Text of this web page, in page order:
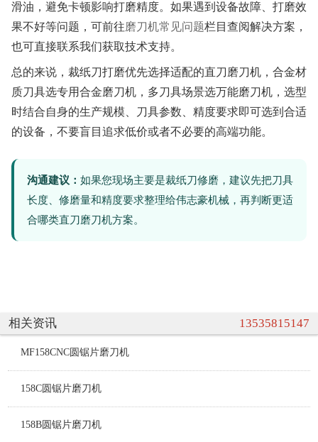
滑油，避免卡顿影响打磨精度。如果遇到设备故障、打磨效
果不好等问题，可前往磨刀机常见问题栏目查阅解决方案，
也可直接联系我们获取技术支持。
总的来说，裁纸刀打磨优先选择适配的直刀磨刀机，合金材
质刀具选专用合金磨刀机，多刀具场景选万能磨刀机，选型
时结合自身的生产规模、刀具参数、精度要求即可选到合适
的设备，不要盲目追求低价或者不必要的高端功能。
沟通建议： 如果您现场主要是裁纸刀修磨，建议先把刀具
长度、修磨量和精度要求整理给伟志豪机械，再判断更适
合哪类直刀磨刀机方案。
相关资讯 13535815147
MF158CNC圆锯片磨刀机
158C圆锯片磨刀机
158B圆锯片磨刀机